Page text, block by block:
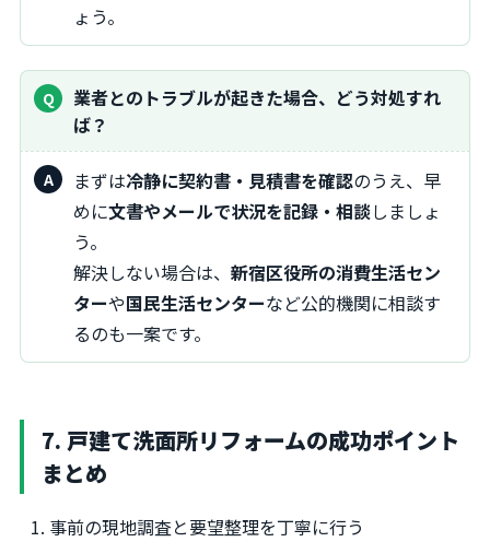
ょう。
業者とのトラブルが起きた場合、どう対処すれ
ば？
まずは冷静に契約書・見積書を確認のうえ、早
めに文書やメールで状況を記録・相談しましょ
う。
解決しない場合は、 新宿区役所の消費生活セン
ターや国民生活センターなど公的機関に相談す
るのも一案です。
7. 戸建て洗面所リフォームの成功ポイント
まとめ
事前の現地調査と要望整理を丁寧に行う